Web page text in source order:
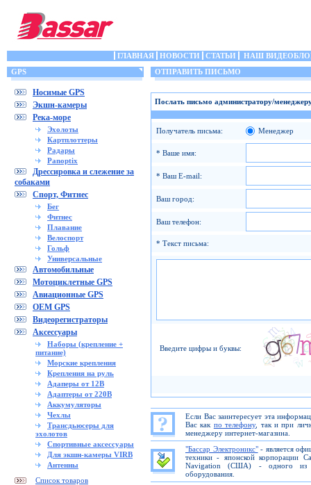
ГЛАВНАЯ НОВОСТИ СТАТЬИ
НАШ
GPS
Носимые GPS
Экшн-камеры
Река-море
Эхолоты
Картплоттеры
Радары
Panoptix
Дрессировка и слежение за
собаками
Спорт, Фитнес
Бег
Фитнес
Плавание
Велоспорт
Гольф
Универсальные
Автомобильные
Мотоциклетные GPS
Авиационные GPS
OEM GPS
Видеорегистраторы
Аксессуары
Наборы (крепление +
питание)
Морские крепления
Крепления на руль
Адаперы от 12В
Адаптеры от 220В
Аккумуляторы
Чехлы
Трансдьюсеры для
эхолотов
Спортивные аксессуары
Для экшн-камеры VIRB
Антенны
Список товаров
ОТПРАВИТЬ ПИСЬМО
Послать письмо администратору/
Получатель письма: Менеджер
* Ваше имя:
* Ваш E-mail:
Ваш город:
Ваш телефон:
* Текст письма:
Введите цифры и буквы:
Если Вас заинтересует эта
Вас как по телефону, так и при
менеджеру интернет-магазина.
"Бассар Электроникс"- является
техники - японской корпорации
Navigation (США) - одного из
оборудования.